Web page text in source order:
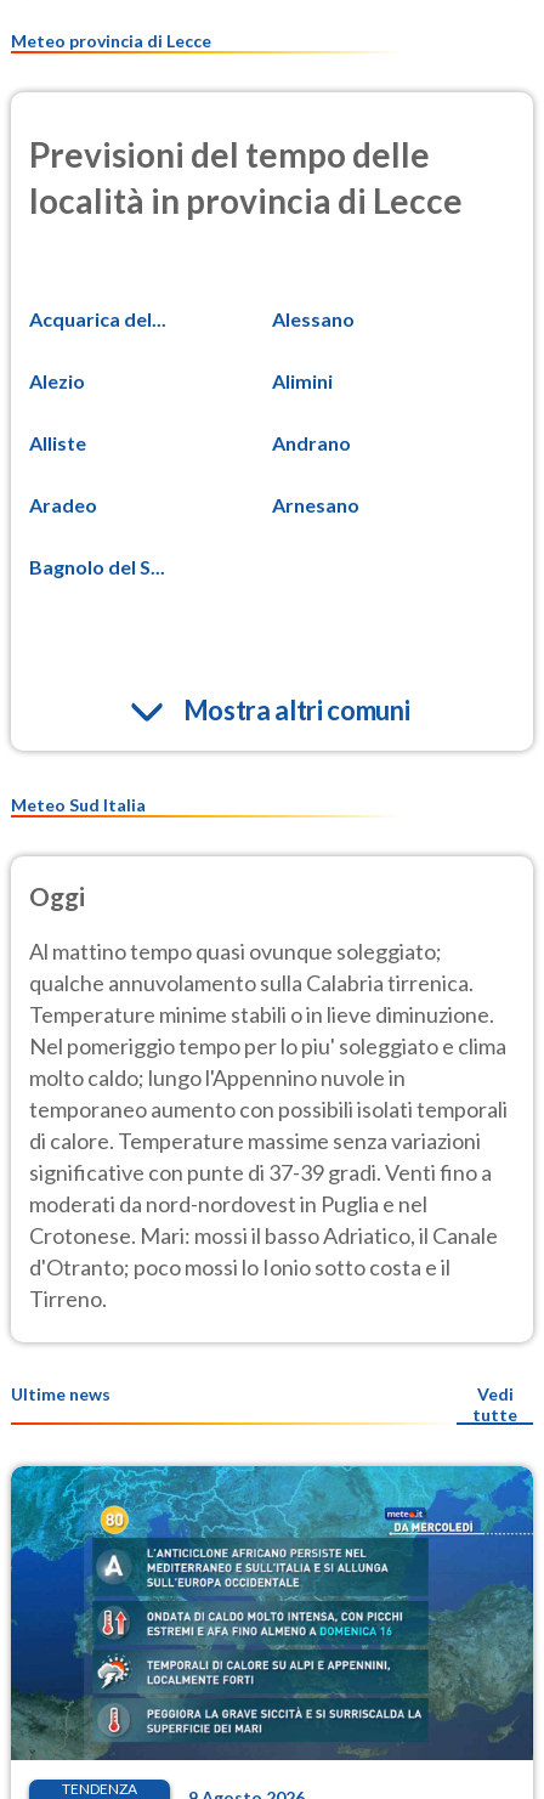
Meteo provincia di Lecce
Previsioni del tempo delle
località in provincia di Lecce
Acquarica del... Alessano
Alezio Alimini
Alliste Andrano
Aradeo Arnesano
Bagnolo del S...
Mostra altri comuni
Meteo Sud Italia
Oggi
Al mattino tempo quasi ovunque soleggiato;
qualche annuvolamento sulla Calabria tirrenica.
Temperature minime stabili o in lieve diminuzione.
Nel pomeriggio tempo per lo piu' soleggiato e clima
molto caldo; lungo l'Appennino nuvole in
temporaneo aumento con possibili isolati temporali
di calore. Temperature massime senza variazioni
significative con punte di 37-39 gradi. Venti fino a
moderati da nord-nordovest in Puglia e nel
Crotonese. Mari: mossi il basso Adriatico, il Canale
d'Otranto; poco mossi lo Ionio sotto costa e il
Tirreno.
Ultime news
Vedi
tutte
TENDENZA